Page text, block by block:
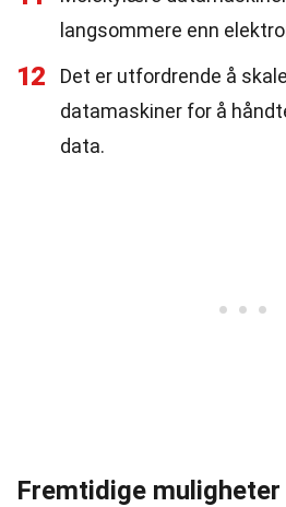
langsommere enn
12
Det er utfordrende å
datamaskiner for å
data.
Fremtidige muligheter